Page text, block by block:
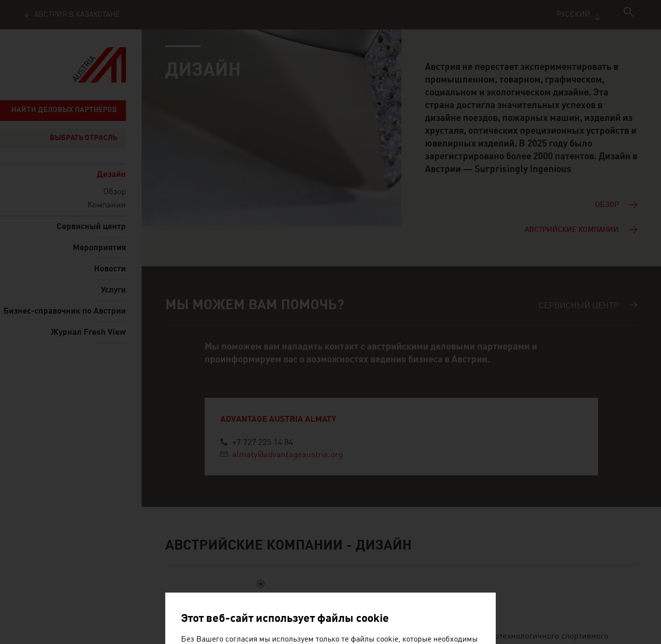
РУССКИЙ
АВСТРИЯ В КАЗАХСТАНЕ
НАЙТИ ДЕЛОВЫХ ПАРТНЕРОВ
ВЫБРАТЬ ОТРАСЛЬ
Дизайн
Обзор
Компании
Сервисный центр
Мероприятия
Новости
Услуги
Бизнес-справочник по Австрии
Журнал Fresh View
ДИЗАЙН
Австрия не перестает экспериментировать в
промышленном, товарном, графическом,
социальном и экологическом дизайне. Эта
страна достигла значительных успехов в
дизайне поездов, пожарных машин, изделий из
хрусталя, оптических прецизионных устройств и
ювелирных изделий. В 2025 году было
зарегистрировано более 2000 патентов. Дизайн в
Австрии — Surprisingly Ingenious
ОБЗОР
АВСТРИЙСКИЕ КОМПАНИИ
Помощь и контактное лицо
МЫ МОЖЕМ ВАМ ПОМОЧЬ? СЕРВИСНЫЙ ЦЕНТР
Мы поможем вам наладить контакт с австрийскими деловыми партнерами и
проинформируем вас о возможностях ведения бизнеса в Австрии.
ADVANTAGE AUSTRIA ALMATY
+7 727 225 14 84
almaty@advantageaustria.org
АВСТРИЙСКИЕ КОМПАНИИ - ДИЗАЙН
HEAD SPORT GMBH
HEAD — ведущий мировой поставщик первоклассного и высокотехнологичного спортивного
Этот веб-сайт использует файлы cookie
Без Вашего согласия мы используем только те файлы cookie, которые необходимы